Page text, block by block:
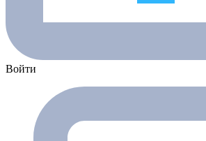
Войти